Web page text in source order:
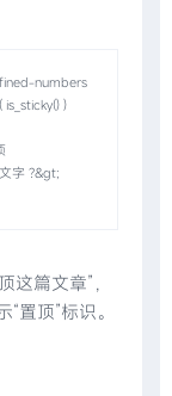
numbers
)
字 ?&gt;
篇文章”，
置顶”标识。